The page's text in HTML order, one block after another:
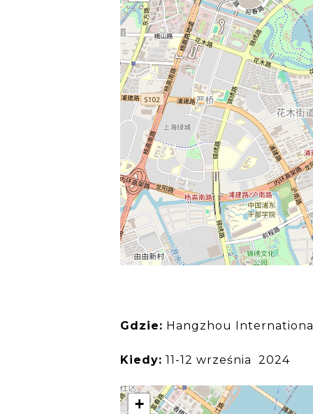
Gdzie: Hangzhou
Kiedy: 11-12 września 2024
+